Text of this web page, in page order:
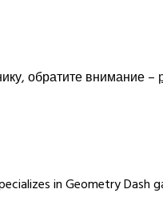
обратите внимание –
in Geometry Dash